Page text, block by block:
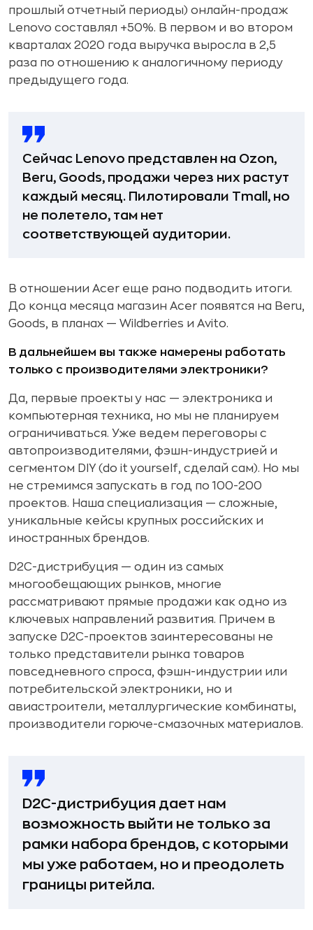
прошлый отчетный периоды) онлайн-продаж
Lenovo составлял +50%. В первом и во втором
кварталах 2020 года выручка выросла в 2,5
раза по отношению к аналогичному периоду
предыдущего года.
Сейчас Lenovo представлен на Ozon,
Beru, Goods, продажи через них растут
каждый месяц. Пилотировали Tmall, но
не полетело, там нет
соответствующей аудитории.
В отношении Acer еще рано подводить итоги.
До конца месяца магазин Acer появятся на Beru,
Goods, в планах — Wildberries и Avito.
В дальнейшем вы также намерены работать
только с производителями электроники?
Да, первые проекты у нас — электроника и
компьютерная техника, но мы не планируем
ограничиваться. Уже ведем переговоры с
автопроизводителями, фэшн-индустрией и
сегментом DIY (do it yourself, сделай сам). Но мы
не стремимся запускать в год по 100-200
проектов. Наша специализация — сложные,
уникальные кейсы крупных российских и
иностранных брендов.
D2C-дистрибуция — один из самых
многообещающих рынков, многие
рассматривают прямые продажи как одно из
ключевых направлений развития. Причем в
запуске D2C-проектов заинтересованы не
только представители рынка товаров
повседневного спроса, фэшн-индустрии или
потребительской электроники, но и
авиастроители, металлургические комбинаты,
производители горюче-смазочных материалов.
D2C-дистрибуция дает нам
возможность выйти не только за
рамки набора брендов, с которыми
мы уже работаем, но и преодолеть
границы ритейла.